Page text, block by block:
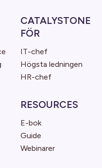
CATALYSTONE
FÖR
IT-chef
Högsta ledningen
HR-chef
RESOURCES
E-bok
Guide
Webinarer